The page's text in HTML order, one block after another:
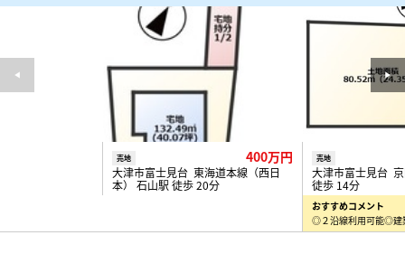
売地 400万円
大津市富士見台 東海道本線（西日
本） 石山駅 徒歩 20分
売地
大津市富士見台
徒歩 14分
おすすめコメント